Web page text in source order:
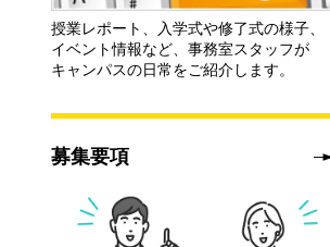
授業レポート、入学式や修了式の様子、
イベント情報など、事務室スタッフが
キャンパスの日常をご紹介します。
募集要項